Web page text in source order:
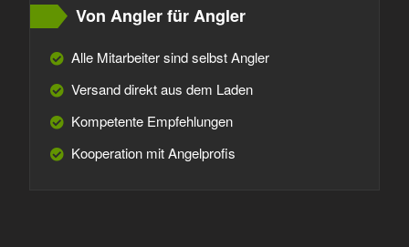
Von Angler für Angler
Alle Mitarbeiter sind selbst Angler
Versand direkt aus dem Laden
Kompetente Empfehlungen
Kooperation mit Angelprofis